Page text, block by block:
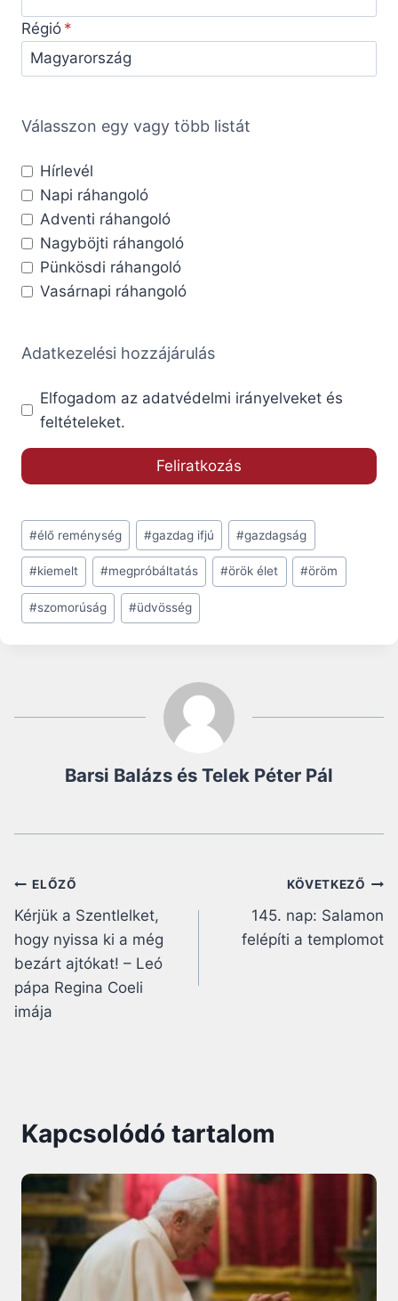
Régió
Válasszon egy vagy több listát
Hírlevél
Napi ráhangoló
Adventi ráhangoló
Nagyböjti ráhangoló
Pünkösdi ráhangoló
Vasárnapi ráhangoló
Adatkezelési hozzájárulás
Elfogadom az adatvédelmi irányelveket és
feltételeket.
Post
Tags:
#élő reménység #gazdag ifjú #gazdagság
#kiemelt #megpróbáltatás #örök élet #öröm
#szomorúság #üdvösség
Barsi Balázs és Telek Péter Pál
Bejegyzés
navigáció
ELŐZŐ
Kérjük a Szentlelket,
hogy nyissa ki a még
bezárt ajtókat! – Leó
pápa Regina Coeli
imája
KÖVETKEZŐ
145. nap: Salamon
felépíti a templomot
Kapcsolódó tartalom